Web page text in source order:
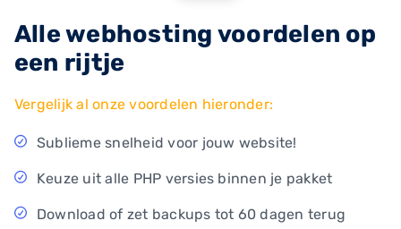
Alle webhosting voordelen op
een rijtje
Vergelijk al onze voordelen hieronder:
Sublieme snelheid voor jouw website!
Keuze uit alle PHP versies binnen je pakket
Download of zet backups tot 60 dagen terug